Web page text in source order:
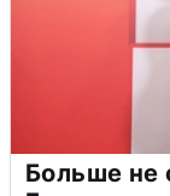
Больше не